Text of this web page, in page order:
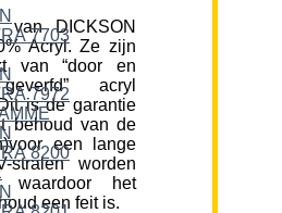
van DICKSON
Acryl. Ze zijn
van “door en
acryl
is de garantie
behoud van de
een lange
stralen worden
waardoor het
een feit is.